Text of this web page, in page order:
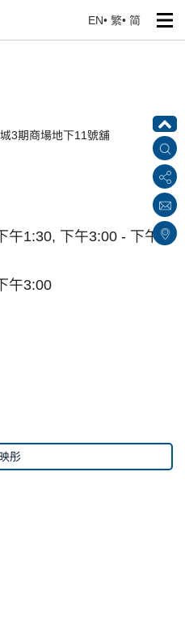
EN• 繁• 简
3期商場地下11號舖
午1:30, 下午3:00 - 下午
午3:00
彤